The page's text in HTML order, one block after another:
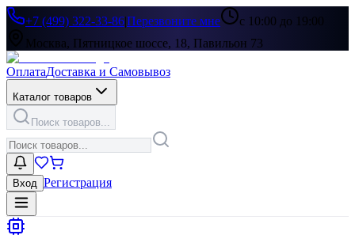
+7 (499) 322-33-86|Перезвоните мне
с 10:00 до 19:00
Москва, Пятницкое шоссе, 18, Павильон 73
ОплатаДоставка и Самовывоз
Каталог товаров
Поиск товаров...
Вход Регистрация